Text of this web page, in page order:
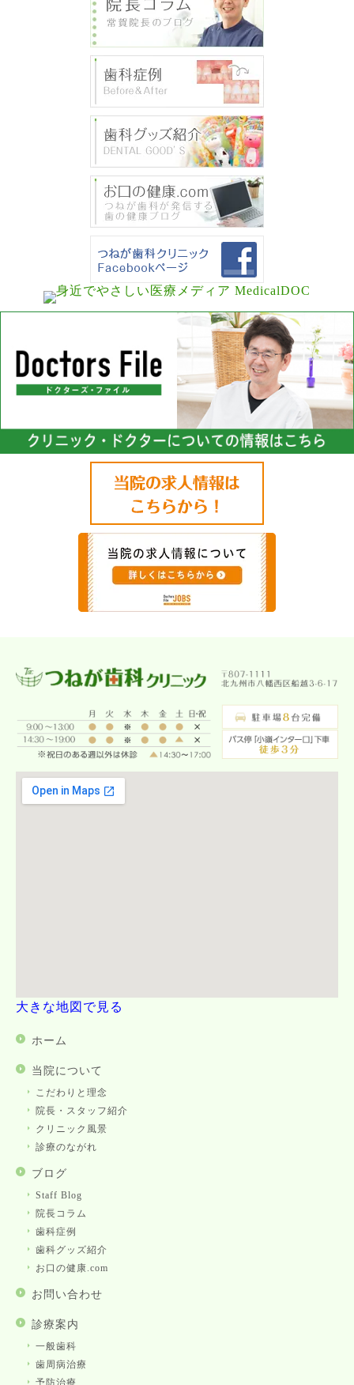
大きな地図で見る
ホーム
当院について
こだわりと理念
院長・スタッフ紹介
クリニック風景
診療のながれ
ブログ
Staff Blog
院長コラム
歯科症例
歯科グッズ紹介
お口の健康.com
お問い合わせ
診療案内
一般歯科
歯周病治療
予防治療